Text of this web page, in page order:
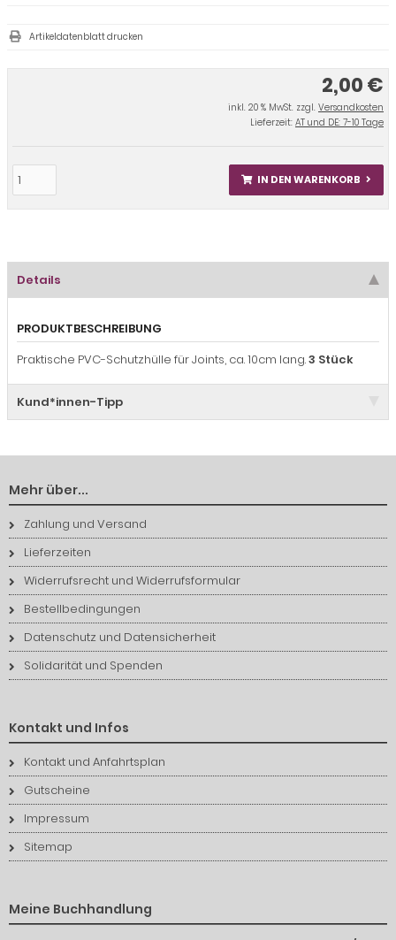
2,00 €
inkl. 20 % MwSt. zzgl. Versandkosten
Lieferzeit: AT und DE: 7-10 Tage
IN DEN WARENKORB
Artikeldatenblatt drucken
Details
PRODUKTBESCHREIBUNG
Praktische PVC-Schutzhülle für Joints, ca. 10cm lang.3 Stück
Kund*innen-Tipp
Mehr über...
Zahlung und Versand
Lieferzeiten
Widerrufsrecht und Widerrufsformular
Bestellbedingungen
Datenschutz und Datensicherheit
Solidarität und Spenden
Kontakt und Infos
Kontakt und Anfahrtsplan
Gutscheine
Impressum
Sitemap
Meine Buchhandlung